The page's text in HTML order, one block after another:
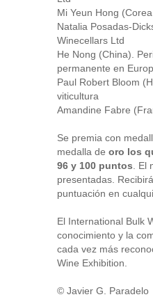
Mi Yeun Hong
Natalia Posadas-
Winecellars Ltd
He Nong (China).
permanente en
Paul Robert Bloom
viticultura
Amandine Fabre
Se premia con
medalla de oro los
96 y 100 puntos .
presentadas.
puntuación en
El International Bulk
conocimiento y la
cada vez más
Wine Exhibition.
© Javier G. Paradelo